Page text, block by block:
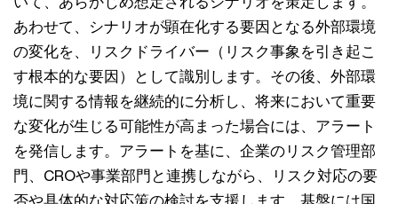
あわせて、シナリオが顕在化する要因となる外部環境
の変化を、リスクドライバー（リスク事象を引き起こ
す根本的な要因）として識別します。その後、外部環
境に関する情報を継続的に分析し、将来において重要
な変化が生じる可能性が高まった場合には、アラート
を発信します。アラートを基に、企業のリスク管理部
門、CROや事業部門と連携しながら、リスク対応の要
否や具体的な対応策の検討を支援します。基盤には国